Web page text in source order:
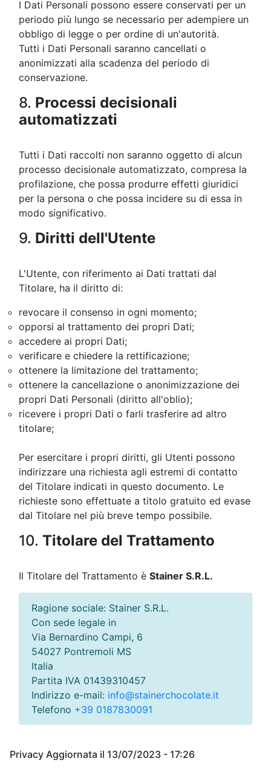
I Dati Personali possono essere conservati per un
periodo più lungo se necessario per adempiere un
obbligo di legge o per ordine di un'autorità.
Tutti i Dati Personali saranno cancellati o
anonimizzati alla scadenza del periodo di
conservazione.
8. Processi decisionali
automatizzati
Tutti i Dati raccolti non saranno oggetto di alcun
processo decisionale automatizzato, compresa la
profilazione, che possa produrre effetti giuridici
per la persona o che possa incidere su di essa in
modo significativo.
9. Diritti dell'Utente
L'Utente, con riferimento ai Dati trattati dal
Titolare, ha il diritto di:
revocare il consenso in ogni momento;
opporsi al trattamento dei propri Dati;
accedere ai propri Dati;
verificare e chiedere la rettificazione;
ottenere la limitazione del trattamento;
ottenere la cancellazione o anonimizzazione dei
propri Dati Personali (diritto all'oblio);
ricevere i propri Dati o farli trasferire ad altro
titolare;
Per esercitare i propri diritti, gli Utenti possono
indirizzare una richiesta agli estremi di contatto
del Titolare indicati in questo documento. Le
richieste sono effettuate a titolo gratuito ed evase
dal Titolare nel più breve tempo possibile.
10. Titolare del Trattamento
Il Titolare del Trattamento è Stainer S.R.L.
Ragione sociale: Stainer S.R.L.
Con sede legale in
Via Bernardino Campi, 6
54027 Pontremoli MS
Italia
Partita IVA 01439310457
Indirizzo e-mail: info@stainerchocolate.it
Telefono +39 0187830091
Privacy Aggiornata il 13/07/2023 - 17:26